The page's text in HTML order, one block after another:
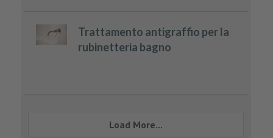
Trattamento antigraffio per la
rubinetteria bagno
Load More...